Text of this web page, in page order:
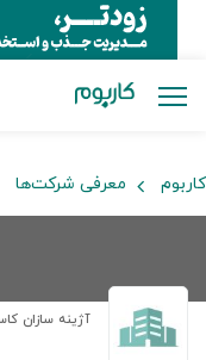
کاربوم معرفی شرکت‌ها
آژینه سازان